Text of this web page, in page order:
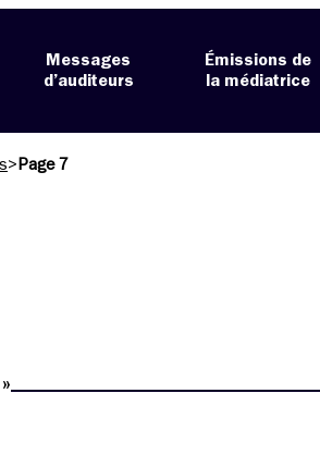
Messages
d’auditeurs
Émissions de
la médiatrice
> Page 7